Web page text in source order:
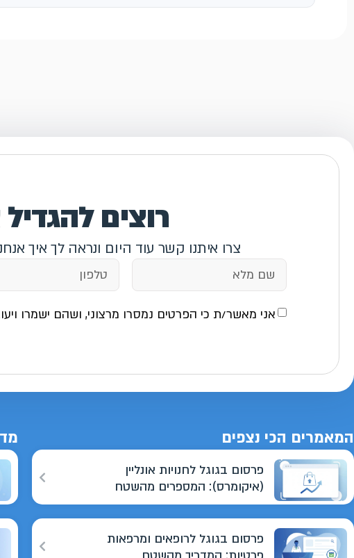
רוצים
צרו איתנו קשר עוד היום ונראה לך איך
אני מאשר/ת כי הפרטים נמסרו מרצוני, ושהם ישמרו
המאמרים הכי נצפים
פרסום בגוגל לחנויות אונליין
(איקומרס): המספרים מהשטח
פרסום בגוגל לרופאים ומרפאות